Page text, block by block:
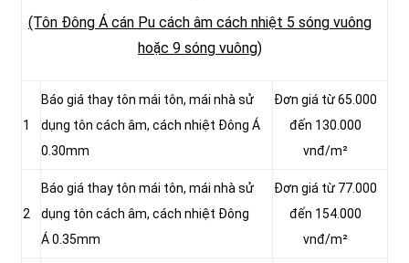
(Tôn Đông Á cán Pu cách âm cách nhiệt 5 sóng vuông
hoặc 9 sóng vuông)
1
Báo giá thay tôn mái tôn, mái nhà sử
dụng tôn cách âm, cách nhiệt Đông Á
0.30mm
Đơn giá từ 65.000
đến 130.000
vnđ/m²
2
Báo giá thay tôn mái tôn, mái nhà sử
dụng tôn cách âm, cách nhiệt Đông
Á 0.35mm
Đơn giá từ 77.000
đến 154.000
vnđ/m²